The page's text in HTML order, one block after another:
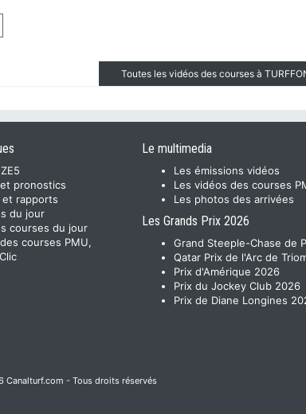
Toutes les vidéos des courses à
pronostics
rapports
du jour
courses du jour
courses PMU,
Le multimedia
Les émissions vidéos
Les vidéos des courses
Les photos des arrivées
Les Grands Prix 2026
Grand Steeple-Chase de
Qatar Prix de l'Arc de
Prix d'Amérique 2026
Prix du Jockey Club 2026
Prix de Diane Longines
- Tous droits réservés